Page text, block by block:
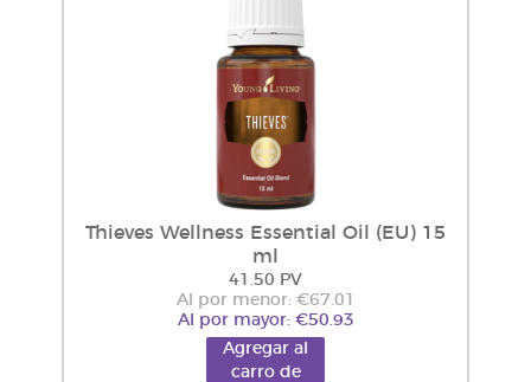
Thieves Wellness Essential Oil (EU) 15
ml
41.50 PV
Al por menor: €67.01
Al por mayor: €50.93
Agregar al
carro de